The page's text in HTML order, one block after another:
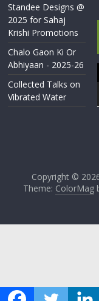
Standee Designs @
2025 for Sahaj
Krishi Promotions
Chalo Gaon Ki Or
Abhiyaan - 2025-26
Collected Talks on
Vibrated Water
Copyright ©
Theme: ColorMag